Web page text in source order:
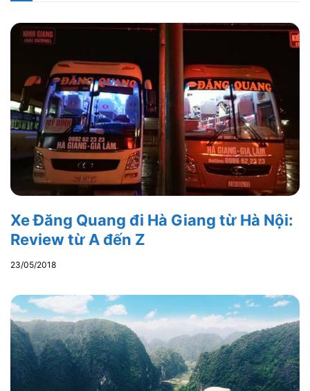
Xe Đăng Quang đi Hà Giang từ Hà Nội:
Review từ A đến Z
23/05/2018